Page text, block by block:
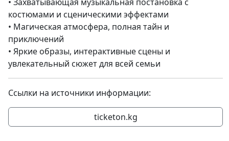
костюмами и сценическими эффектами
• Магическая атмосфера, полная тайн и
приключений
• Яркие образы, интерактивные сцены и
увлекательный сюжет для всей семьи
Ссылки на источники информации:
ticketon.kg